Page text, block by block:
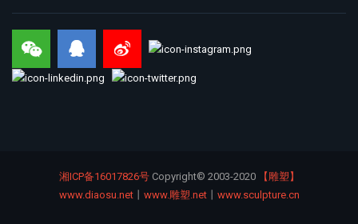
湘ICP备16017826号Copyright© 2003-2020
【雕塑】
www.diaosu.net丨 www.雕塑.net丨 www.sculpture.cn